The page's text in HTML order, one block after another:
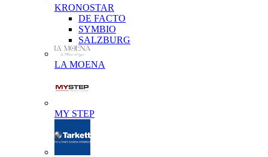
KRONOSTAR
DE FACTO
SYMBIO
SALZBURG
LA MOENA
MY STEP